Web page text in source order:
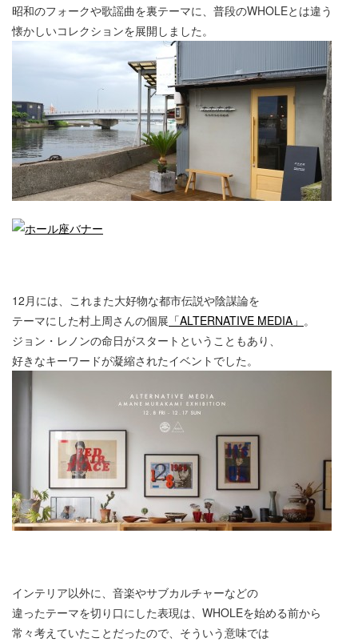
昭和のフォークや歌謡曲を裏テーマに、普段のWHOLEとは違う
懐かしいコレクションを展開しました。
12月には、これまた大好物な都市伝説や陰謀論を
テーマにした村上周さんの個展 「ALTERNATIVE MEDIA」 。
ジョン・レノンの命日がスタートということもあり、
好きなキーワードが凝縮されたイベントでした。
インテリア以外に、音楽やサブカルチャーなどの
違ったテーマを切り口にした表現は、WHOLEを始める前から
常々考えていたことだったので、そういう意味では